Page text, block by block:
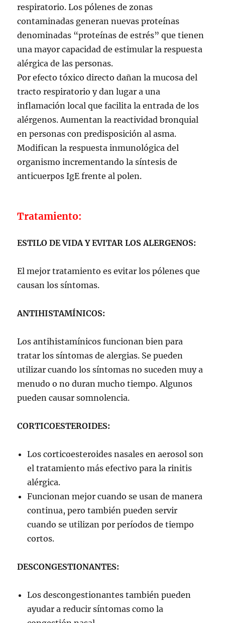
respiratorio. Los pólenes de zonas
contaminadas generan nuevas proteínas
denominadas “proteínas de estrés” que tienen
una mayor capacidad de estimular la respuesta
alérgica de las personas.
Por efecto tóxico directo dañan la mucosa del
tracto respiratorio y dan lugar a una
inflamación local que facilita la entrada de los
alérgenos. Aumentan la reactividad bronquial
en personas con predisposición al asma.
Modifican la respuesta inmunológica del
organismo incrementando la síntesis de
anticuerpos IgE frente al polen.
Tratamiento:
ESTILO DE VIDA Y EVITAR LOS ALERGENOS:
El mejor tratamiento es evitar los pólenes que
causan los síntomas.
ANTIHISTAMÍNICOS:
Los antihistamínicos funcionan bien para
tratar los síntomas de alergias. Se pueden
utilizar cuando los síntomas no suceden muy a
menudo o no duran mucho tiempo. Algunos
pueden causar somnolencia.
CORTICOESTEROIDES:
Los corticoesteroides nasales en aerosol son
el tratamiento más efectivo para la rinitis
alérgica.
Funcionan mejor cuando se usan de manera
continua, pero también pueden servir
cuando se utilizan por períodos de tiempo
cortos.
DESCONGESTIONANTES:
Los descongestionantes también pueden
ayudar a reducir síntomas como la